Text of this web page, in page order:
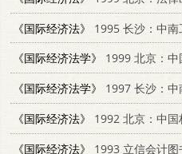
《国际经济法》
1995 长沙：中
《国际经济法学》
1999 北京：
《国际经济法学》
1997 长沙：
《国际经济法》
1992 北京：中
《国际经济法》
1993 立信会计